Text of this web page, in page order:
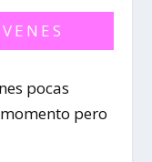
pocas
pero